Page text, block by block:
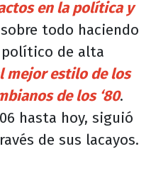
en la política y
todo haciendo
político de alta
mejor estilo de los
de los ‘80.
hasta hoy, siguió
de sus lacayos.